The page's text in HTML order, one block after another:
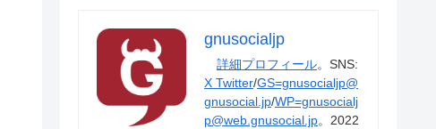
gnusocialjp
詳細プロフィール。SNS:
X Twitter/GS=gnusocialjp@
gnusocial.jp/WP=gnusocialj
p@web.gnusocial.jp。2022